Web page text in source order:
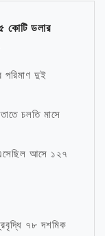
কোটি ডলার
পরিমাণ দুই
চলতি মাসে
এসেছিল আসে ১২৭
৭৮ দশমিক